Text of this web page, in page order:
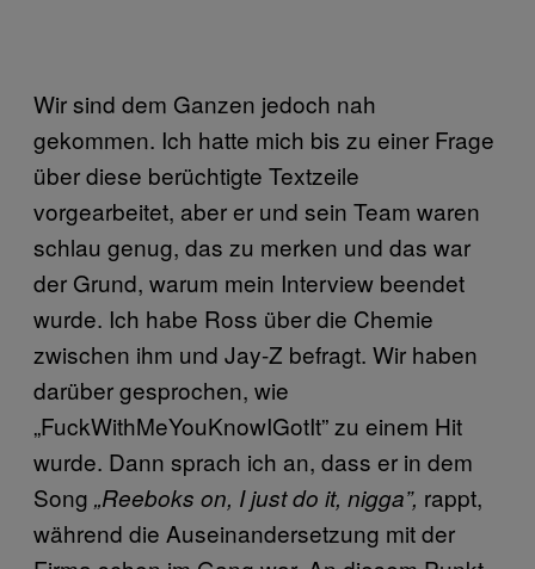
Wir sind dem Ganzen jedoch nah
gekommen. Ich hatte mich bis zu einer Frage
über diese berüchtigte Textzeile
vorgearbeitet, aber er und sein Team waren
schlau genug, das zu merken und das war
der Grund, warum mein Interview beendet
wurde. Ich habe Ross über die Chemie
zwischen ihm und Jay-Z befragt. Wir haben
darüber gesprochen, wie
„FuckWithMeYouKnowIGotIt” zu einem Hit
wurde. Dann sprach ich an, dass er in dem
Song „Reeboks on, I just do it, nigga”, rappt,
während die Auseinandersetzung mit der